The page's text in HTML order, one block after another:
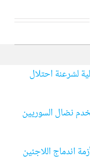
لشرعنة احتلال
نضال السوريين
اندماج اللاجئين